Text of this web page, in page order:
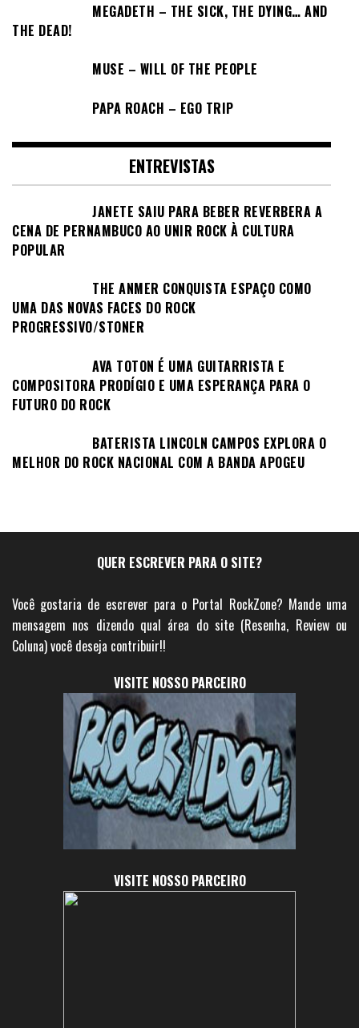
MEGADETH – THE SICK, THE DYING… AND
THE DEAD!
MUSE – WILL OF THE PEOPLE
PAPA ROACH – EGO TRIP
ENTREVISTAS
JANETE SAIU PARA BEBER REVERBERA A
CENA DE PERNAMBUCO AO UNIR ROCK À CULTURA
POPULAR
THE ANMER CONQUISTA ESPAÇO COMO
UMA DAS NOVAS FACES DO ROCK
PROGRESSIVO/STONER
AVA TOTON É UMA GUITARRISTA E
COMPOSITORA PRODÍGIO E UMA ESPERANÇA PARA O
FUTURO DO ROCK
BATERISTA LINCOLN CAMPOS EXPLORA O
MELHOR DO ROCK NACIONAL COM A BANDA APOGEU
QUER ESCREVER PARA O SITE?
Você gostaria de escrever para o Portal RockZone? Mande uma
mensagem nos dizendo qual área do site (Resenha, Review ou
Coluna) você deseja contribuir!!
VISITE NOSSO PARCEIRO
VISITE NOSSO PARCEIRO